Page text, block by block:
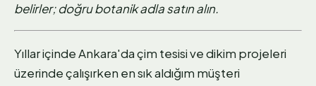
belirler; doğru botanik adla satın alın.
Yıllar içinde Ankara'da çim tesisi ve dikim projeleri
üzerinde çalışırken en sık aldığım müşteri